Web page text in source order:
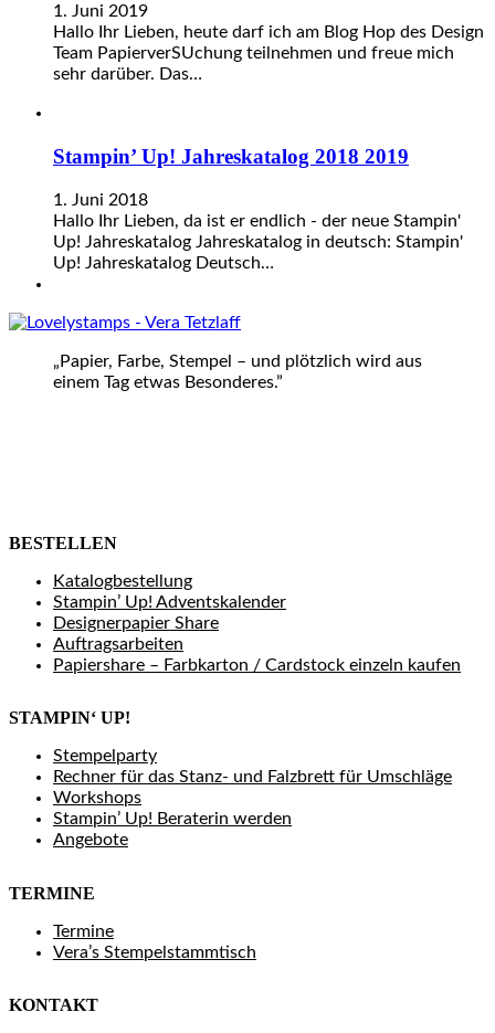
1. Juni 2019
Hallo Ihr Lieben, heute darf ich am Blog Hop des Design
Team PapierverSUchung teilnehmen und freue mich
sehr darüber. Das…
Stampin’ Up! Jahreskatalog 2018 2019
1. Juni 2018
Hallo Ihr Lieben, da ist er endlich - der neue Stampin'
Up! Jahreskatalog Jahreskatalog in deutsch: Stampin'
Up! Jahreskatalog Deutsch…
„Papier, Farbe, Stempel – und plötzlich wird aus
einem Tag etwas Besonderes.”
BESTELLEN
Katalogbestellung
Stampin’ Up! Adventskalender
Designerpapier Share
Auftragsarbeiten
Papiershare – Farbkarton / Cardstock einzeln kaufen
STAMPIN‘ UP!
Stempelparty
Rechner für das Stanz- und Falzbrett für Umschläge
Workshops
Stampin’ Up! Beraterin werden
Angebote
TERMINE
Termine
Vera’s Stempelstammtisch
KONTAKT